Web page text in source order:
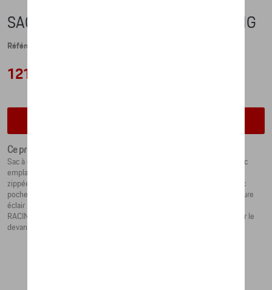
SAC À DOS, SAFARI - MARTINI RACING
Référence: WAP0359260P0MR
121,00 €
Ce produit n'est actuellement pas de stock
Sac à dos spacieux au design Safari de MARTINI RACING®. Intérieur avec
emplacement pour ordinateur portable, organiseur d'affaires et poche
zippée. Compartiment avant avec fermeture éclair. Dos rembourré avec
poche zippée. Bretelles rembourrées et réglables en longueur. Fermeture
éclair hydrofuge à double sens. Sangle pour trolley. Bandes MARTINI
RACING® sur le devant et le dos. Logo PORSCHE MARTINI RACING® sur le
devant. Bretelles avec incrustations MARTINI RACING®.